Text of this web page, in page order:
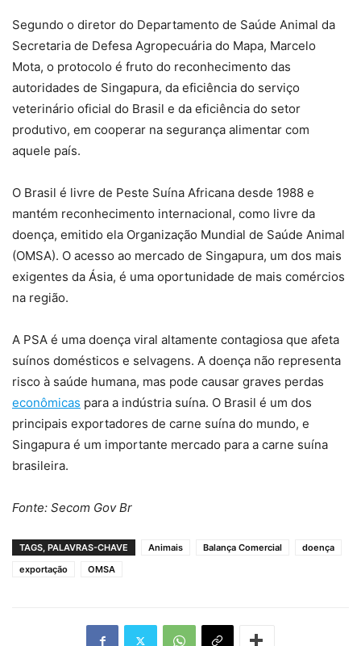
Segundo o diretor do Departamento de Saúde Animal da
Secretaria de Defesa Agropecuária do Mapa, Marcelo
Mota, o protocolo é fruto do reconhecimento das
autoridades de Singapura, da eficiência do serviço
veterinário oficial do Brasil e da eficiência do setor
produtivo, em cooperar na segurança alimentar com
aquele país.
O Brasil é livre de Peste Suína Africana desde 1988 e
mantém reconhecimento internacional, como livre da
doença, emitido ela Organização Mundial de Saúde Animal
(OMSA). O acesso ao mercado de Singapura, um dos mais
exigentes da Ásia, é uma oportunidade de mais comércios
na região.
A PSA é uma doença viral altamente contagiosa que afeta
suínos domésticos e selvagens. A doença não representa
risco à saúde humana, mas pode causar graves perdas
econômicas para a indústria suína. O Brasil é um dos
principais exportadores de carne suína do mundo, e
Singapura é um importante mercado para a carne suína
brasileira.
Fonte: Secom Gov Br
TAGS, PALAVRAS-CHAVE Animais Balança Comercial
doença
exportação
OMSA